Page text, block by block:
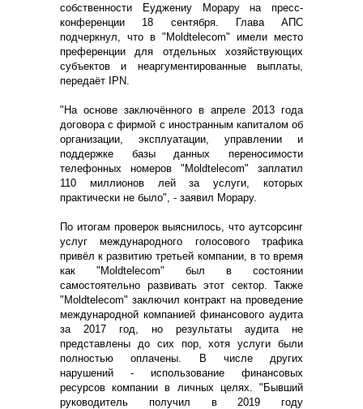
собственности Еуджениу Морару на пресс-
конференции 18 сентября. Глава АПС
подчеркнул, что в "Moldtelecom" имели место
преференции для отдельных хозяйствующих
субъектов и неаргументированные выплаты,
передаёт IPN.
"На основе заключённого в апреле 2013 года
договора с фирмой с иностранным капиталом об
организации, эксплуатации, управлении и
поддержке базы данных переносимости
телефонных номеров "Moldtelecom" заплатил
110 миллионов лей за услуги, которых
практически не было", - заявил Морару.
По итогам проверок выяснилось, что аутсорсинг
услуг международного голосового трафика
привёл к развитию третьей компании, в то время
как "Moldtelecom" был в состоянии
самостоятельно развивать этот сектор. Также
"Moldtelecom" заключил контракт на проведение
международной компанией финансового аудита
за 2017 год, но результаты аудита не
представлены до сих пор, хотя услуги были
полностью оплачены. В числе других
нарушений - использование финансовых
ресурсов компании в личных целях. "Бывший
руководитель получил в 2019 году